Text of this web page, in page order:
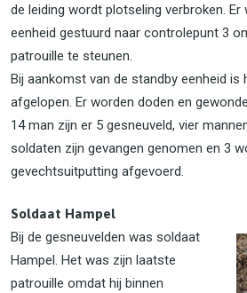
de leiding wordt plotseling verbroken.
eenheid gestuurd naar controlepunt 3
patrouille te steunen.
Bij aankomst van de standby eenheid is
afgelopen. Er worden doden en
14 man zijn er 5 gesneuveld, vier
soldaten zijn gevangen genomen en 3
gevechtsuitputting afgevoerd.
Soldaat Hampel
Bij de gesneuvelden was soldaat
Hampel. Het was zijn laatste
patrouille omdat hij binnen